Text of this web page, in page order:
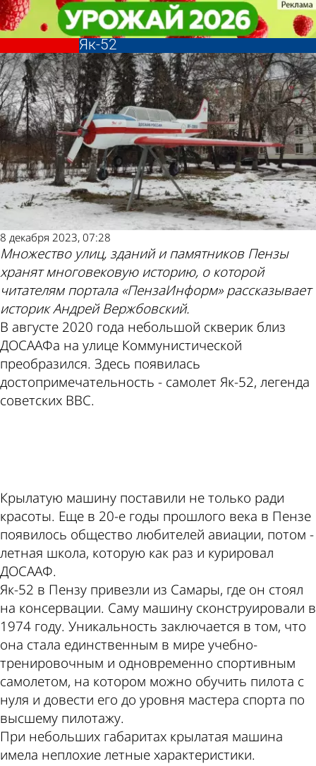
История Пензы: В центре города
установлен памятник самолету
Як-52
История
8 декабря 2023, 07:28
Множество улиц, зданий и памятников Пензы
хранят многовековую историю, о которой
читателям портала «ПензаИнформ» рассказывает
историк Андрей Вержбовский.
В августе 2020 года небольшой скверик близ
ДОСААФа на улице Коммунистической
преобразился. Здесь появилась
достопримечательность - самолет Як-52, легенда
советских ВВС.
Крылатую машину поставили не только ради
красоты. Еще в 20-е годы прошлого века в Пензе
появилось общество любителей авиации, потом -
летная школа, которую как раз и курировал
ДОСААФ.
Як-52 в Пензу привезли из Самары, где он стоял
на консервации. Саму машину сконструировали в
1974 году. Уникальность заключается в том, что
она стала единственным в мире учебно-
тренировочным и одновременно спортивным
самолетом, на котором можно обучить пилота с
нуля и довести его до уровня мастера спорта по
высшему пилотажу.
При небольших габаритах крылатая машина
имела неплохие летные характеристики.
История Пензы: В центре города
установлен памятник самолету
Як-52
История
Другие новости
по теме
Погода и курсы
валют в Пензе